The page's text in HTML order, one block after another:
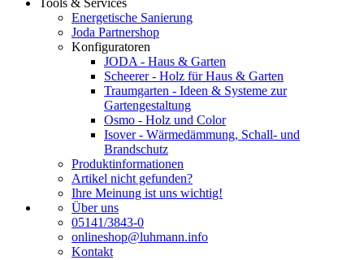
Tools & Services
Energetische Sanierung
Joda Partnershop
Konfiguratoren
JODA - Haus & Garten
Scheerer - Holz für Haus & Garten
Traumgarten - Ideen & Systeme zur
Gartengestaltung
Osmo - Holz und Color
Isover - Wärmedämmung, Schall- und
Brandschutz
Produktinformationen
Artikel nicht gefunden?
Ihre Meinung ist uns wichtig!
Über uns
05141/3843-0
onlineshop@luhmann.info
Kontakt